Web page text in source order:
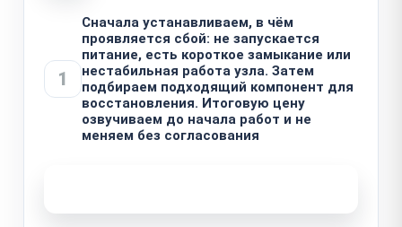
1
Сначала устанавливаем, в чём
проявляется сбой: не запускается
питание, есть короткое замыкание или
нестабильная работа узла. Затем
подбираем подходящий компонент для
восстановления. Итоговую цену
озвучиваем до начала работ и не
меняем без согласования